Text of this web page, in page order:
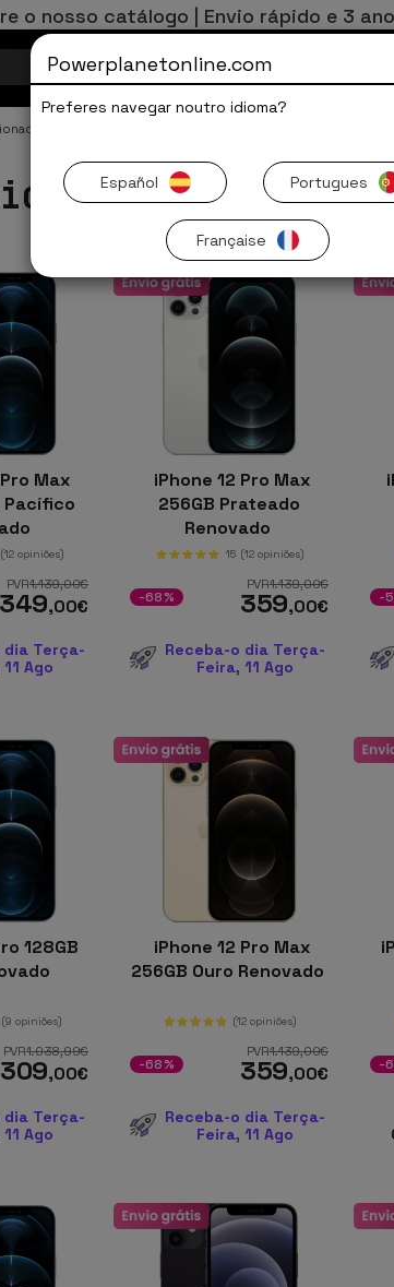
o nosso catálogo | Envio rápido e 3
Ofertas
Max
Pacífico
(12 opiniões)
PVR1.139,00€
349,00€
dia Terça-
Ago
iPhone 12 Pro Max
256GB Prateado
Renovado
15 (12 opiniões)
PVR1.139,00€
359,00€
-68%
Receba-o dia Terça-
Feira, 11 Ago
-
128GB
(9 opiniões)
PVR1.038,99€
309,00€
dia Terça-
Ago
iPhone 12 Pro Max
256GB Ouro Renovado
(12 opiniões)
PVR1.139,00€
359,00€
-68%
Receba-o dia Terça-
Feira, 11 Ago
-
Powerplanetonline.com
Preferes navegar noutro idioma?
Español Portugues
Française